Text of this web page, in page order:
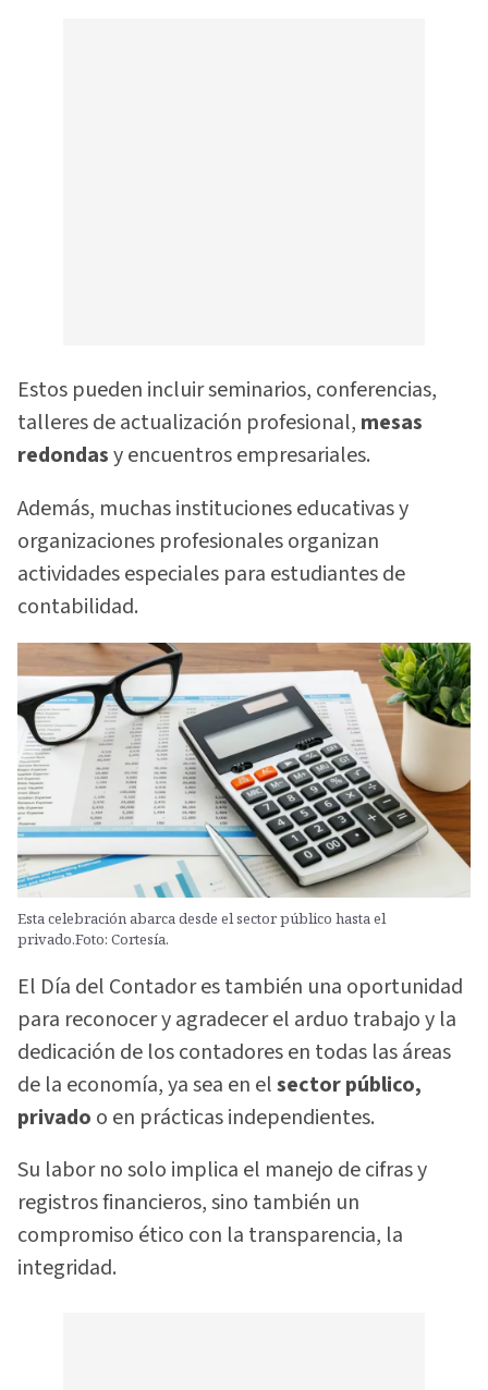
Estos pueden incluir seminarios, conferencias,
talleres de actualización profesional, mesas
redondasy encuentros empresariales.
Además, muchas instituciones educativas y
organizaciones profesionales organizan
actividades especiales para estudiantes de
contabilidad.
Esta celebración abarca desde el sector público hasta el
privado.Foto: Cortesía.
El Día del Contador es también una oportunidad
para reconocer y agradecer el arduo trabajo y la
dedicación de los contadores en todas las áreas
de la economía, ya sea en elsector público,
privado o en prácticas independientes.
Su labor no solo implica el manejo de cifras y
registros financieros, sino también un
compromiso ético con la transparencia, la
integridad.